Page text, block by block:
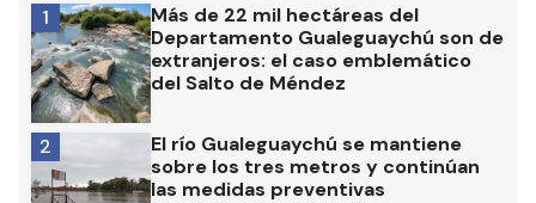
Más de 22 mil hectáreas del
Departamento Gualeguaychú son de
extranjeros: el caso emblemático
del Salto de Méndez
1
El río Gualeguaychú se mantiene
sobre los tres metros y continúan
las medidas preventivas
2